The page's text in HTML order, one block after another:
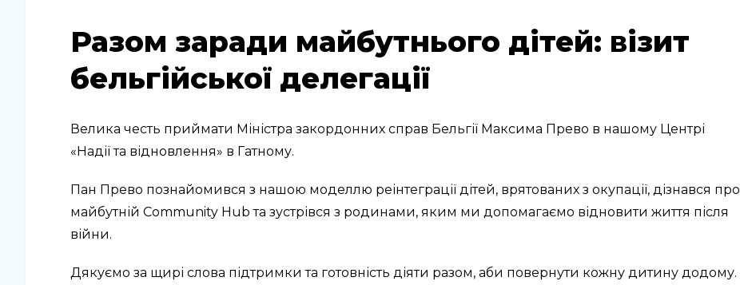
Разом заради майбутнього дітей: візит
бельгійської делегації
Велика честь приймати Міністра закордонних справ Бельгії Максима Прево в нашому Центрі
«Надії та відновлення» в Гатному.
Пан Прево познайомився з нашою моделлю реінтеграції дітей, врятованих з окупації, дізнався про
майбутній Community Hub та зустрівся з родинами, яким ми допомагаємо відновити життя після
війни.
Дякуємо за щирі слова підтримки та готовність діяти разом, аби повернути кожну дитину додому.